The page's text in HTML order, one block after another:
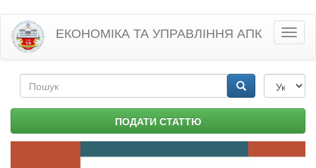
Перейти
основного
матеріалу
ЕКОНОМІКА ТА УПРАВЛІННЯ АПК
Пошукова
форма ПОДАТИ СТАТТЮ